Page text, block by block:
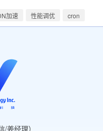
加速 性能调优 cron
姜经理）